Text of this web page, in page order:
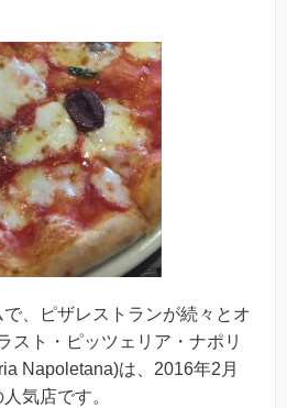
、ピザレストランが続々とオ
スト・ピッツェリア・ナポリ
Napoletana)は、2016年2月
気店です。